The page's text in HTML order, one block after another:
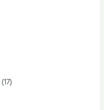
(17)